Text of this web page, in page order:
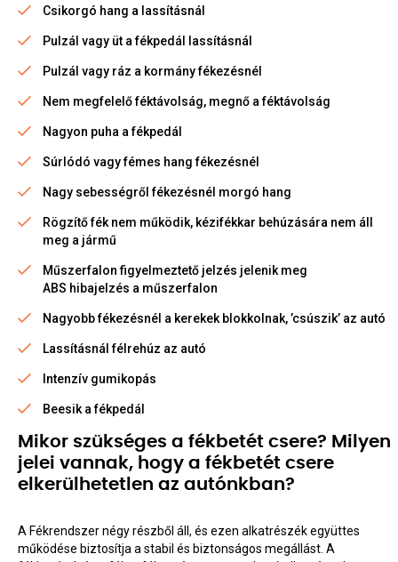
Csikorgó hang a lassításnál
Pulzál vagy üt a fékpedál lassításnál
Pulzál vagy ráz a kormány fékezésnél
Nem megfelelő féktávolság, megnő a féktávolság
Nagyon puha a fékpedál
Súrlódó vagy fémes hang fékezésnél
Nagy sebességről fékezésnél morgó hang
Rögzítő fék nem működik, kézifékkar behúzására nem áll
meg a jármű
Műszerfalon figyelmeztető jelzés jelenik meg
ABS hibajelzés a műszerfalon
Nagyobb fékezésnél a kerekek blokkolnak, ’csúszik’ az autó
Lassításnál félrehúz az autó
Intenzív gumikopás
Beesik a fékpedál
Mikor szükséges a fékbetét csere? Milyen
jelei vannak, hogy a fékbetét csere
elkerülhetetlen az autónkban?
A Fékrendszer négy részből áll, és ezen alkatrészék együttes
működése biztosítja a stabil és biztonságos megállást. A